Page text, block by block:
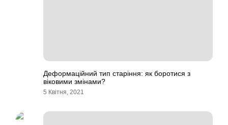
Деформаційний тип старіння: як боротися з
віковими змінами?
5 Квітня, 2021